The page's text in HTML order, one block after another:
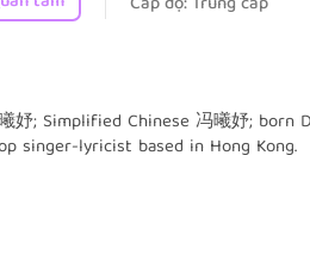
妤; Simplified Chinese 冯曦妤; born
singer-lyricist based in Hong Kong.
by friends to Hong Kong composer